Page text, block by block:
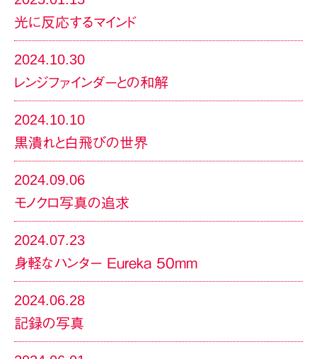
光に反応するマインド
2024.10.30
レンジファインダーとの和解
2024.10.10
黒潰れと白飛びの世界
2024.09.06
モノクロ写真の追求
2024.07.23
身軽なハンター Eureka 50mm
2024.06.28
記録の写真